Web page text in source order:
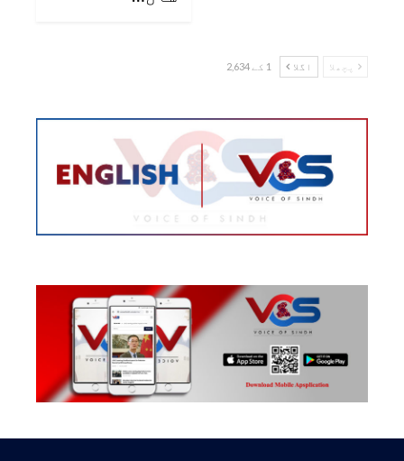
پچھلا اگلا 1 کے 2,634